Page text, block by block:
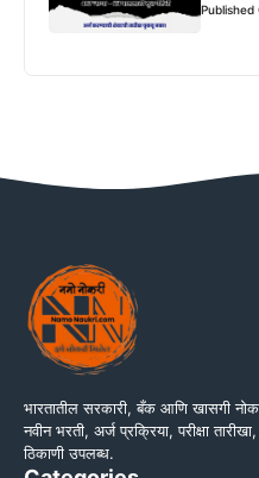
Published
भारतातील सरकारी, बँक आणि खासगी
नवीन भरती, अर्ज प्रक्रिया, परीक्षा
ठिकाणी उपलब्ध.